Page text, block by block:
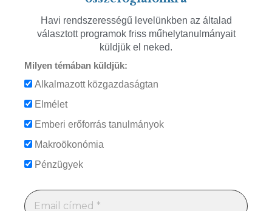
Havi rendszerességű levelünkben az általad
választott programok friss műhelytanulmányait
küldjük el neked.
Milyen témában küldjük:
Alkalmazott közgazdaságtan
Elmélet
Emberi erőforrás tanulmányok
Makroökonómia
Pénzügyek